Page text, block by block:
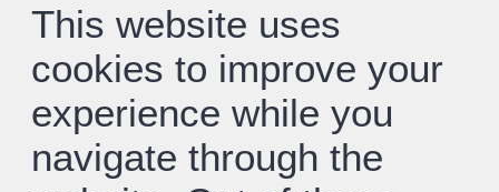
This website uses
cookies to improve your
experience while you
navigate through the